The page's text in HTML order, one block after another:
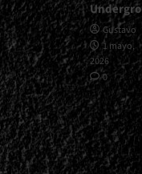
Gustavo
1 mayo,
2026
0